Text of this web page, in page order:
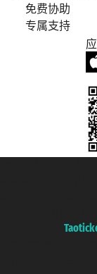
免费协助
专属支持